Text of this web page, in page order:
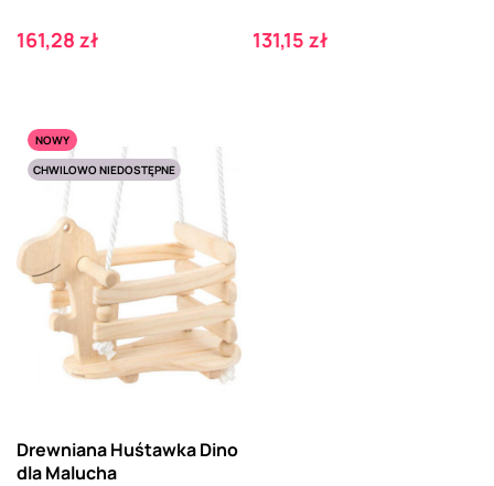
Cena
161,28 zł Cena
131,15 zł
NOWY
CHWILOWO NIEDOSTĘPNE
Drewniana Huśtawka Dino
dla Malucha